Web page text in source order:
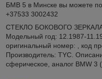
БМВ 5 в Минске вы можете
+37533 3002432
СТЕКЛО БОКОВОГО ЗЕРКАЛА
Модельный год: 12.1987-
оригинальный номер: , код
Производитель: TYC.
сферическое, аналог BMW 3